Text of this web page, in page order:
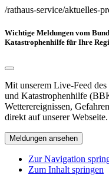
/rathaus-service/aktuelles-
Wichtige Meldungen vom
Katastrophenhilfe für Ihre
Mit unserem Live-Feed
und Katastrophenhilfe
Wetterereignissen,
direkt auf unserer Webseite.
Meldungen ansehen
Zur Navigation
Zum Inhalt springen